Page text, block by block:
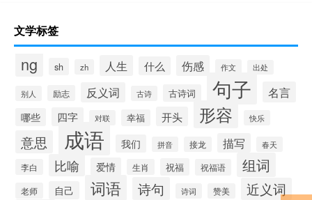
文学标签
ng sh zh 人生 什么 伤感 作文 出处
别人 励志 反义词 古诗 古诗词 句子 名言
哪些 四字 对联 幸福 开头 形容 快乐
意思 成语 我们 拼音 接龙 描写 春天
李白 比喻 爱情 生肖 祝福 祝福语 组词
老师 自己 词语 诗句 诗词 赞美 近义词